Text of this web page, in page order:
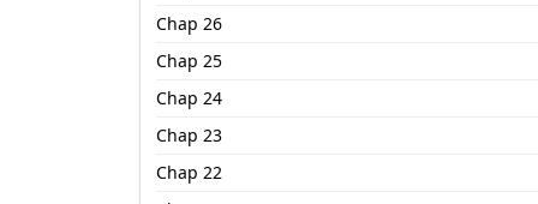
Chap 26
Chap 25
Chap 24
Chap 23
Chap 22